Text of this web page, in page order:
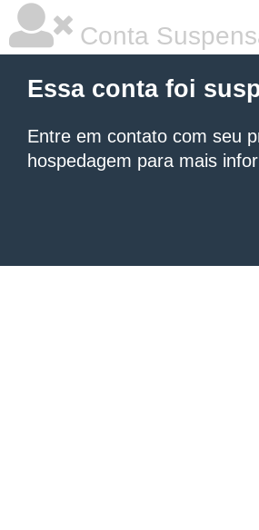
Conta
Essa conta foi
Entre em contato com seu
hospedagem para mais